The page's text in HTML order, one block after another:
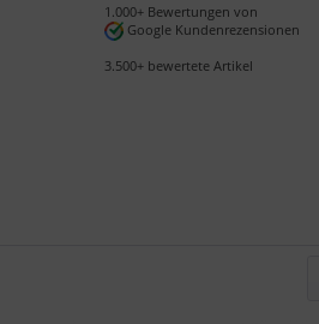
1.000+ Bewertungen von
Google Kundenrezensionen
3.500+ bewertete Artikel